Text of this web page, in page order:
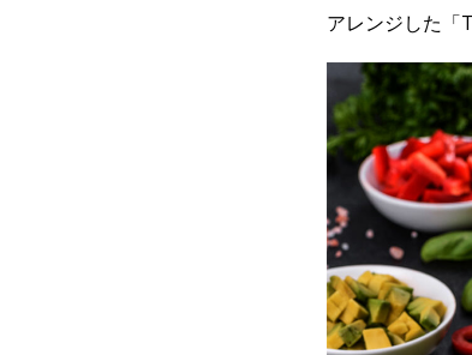
アレンジした「